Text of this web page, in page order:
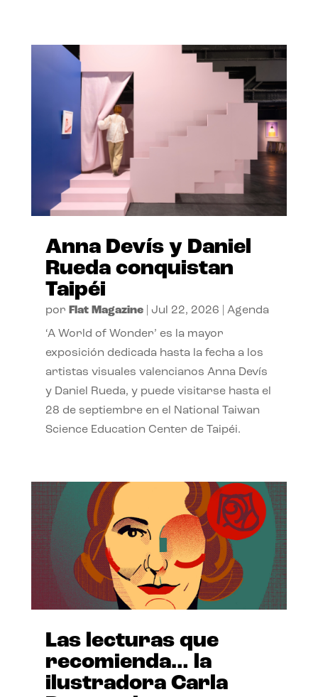
Anna Devís y Daniel
Rueda conquistan
Taipéi
por Flat Magazine| Jul 22, 2026 Agenda
‘A World of Wonder’ es la mayor
exposición dedicada hasta la fecha a los
artistas visuales valencianos Anna Devís
y Daniel Rueda, y puede visitarse hasta el
28 de septiembre en el National Taiwan
Science Education Center de Taipéi.
Las lecturas que
recomienda… la
ilustradora Carla